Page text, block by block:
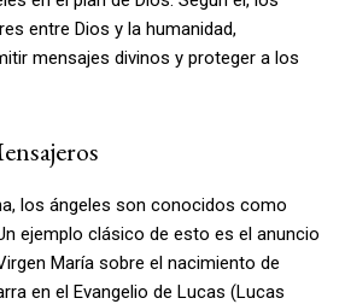
entre Dios y la humanidad,
mensajes divinos y proteger a los
los ángeles son conocidos como
ejemplo clásico de esto es el anuncio
María sobre el nacimiento de
en el Evangelio de Lucas (Lucas